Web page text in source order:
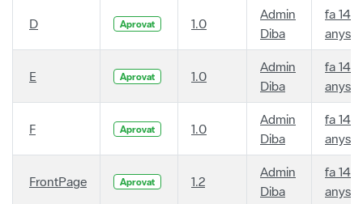
D Aprovat 1.0
Admin
Diba
fa 14
anys
E Aprovat 1.0
Admin
Diba
fa 14
anys
F Aprovat 1.0
Admin
Diba
fa 14
anys
FrontPage Aprovat 1.2
Admin
Diba
fa 14
anys